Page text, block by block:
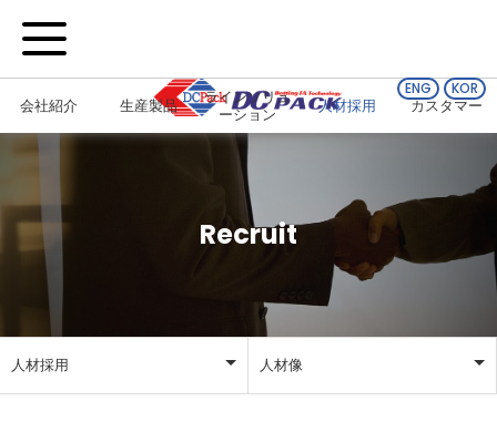
会社紹介 生産製品
ラインソリュ
ーション
人材採用 カスタマー
ENG KOR
Recruit
人材採用 人材像